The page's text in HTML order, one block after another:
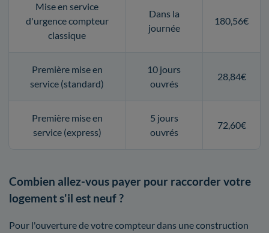
Mise en service
d'urgence compteur
classique
Dans la
journée
180,56€
Première mise en
service (standard)
10 jours
ouvrés
28,84€
Première mise en
service (express)
5 jours
ouvrés
72,60€
Combien allez-vous payer pour raccorder votre
logement s'il est neuf ?
Pour l'ouverture de votre compteur dans une construction